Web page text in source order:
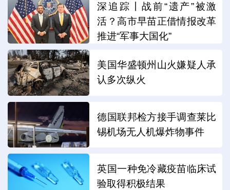
深追踪丨战前“遗产”被激
活？高市早苗正借情报改革
推进“军事大国化”
美国华盛顿州山火嫌疑人承
认多次纵火
德国联邦检方接手调查莱比
锡机场无人机爆炸物事件
英国一种免冷藏疫苗临床试
验取得积极结果